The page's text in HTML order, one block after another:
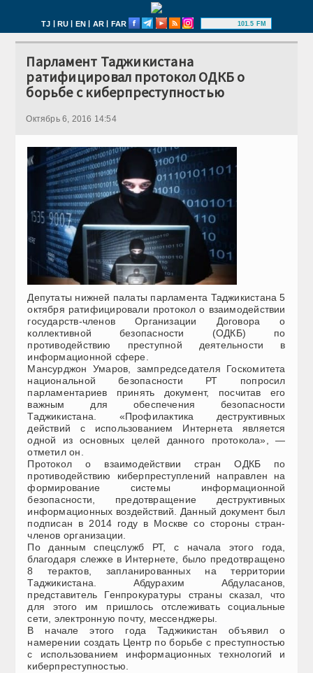
TJ | RU | EN | AR | FAR 101.5 FM
Парламент Таджикистана
ратифицировал протокол ОДКБ о
борьбе с киберпреступностью
Октябрь 6, 2016 14:54
Депутаты нижней палаты парламента Таджикистана 5
октября ратифицировали протокол о взаимодействии
государств-членов Организации Договора о
коллективной безопасности (ОДКБ) по
противодействию преступной деятельности в
информационной сфере.
Мансурджон Умаров, зампредседателя Госкомитета
национальной безопасности РТ попросил
парламентариев принять документ, посчитав его
важным для обеспечения безопасности
Таджикистана. «Профилактика деструктивных
действий с использованием Интернета является
одной из основных целей данного протокола», —
отметил он.
Протокол о взаимодействии стран ОДКБ по
противодействию киберпреступлений направлен на
формирование системы информационной
безопасности, предотвращение деструктивных
информационных воздействий. Данный документ был
подписан в 2014 году в Москве со стороны стран-
членов организации.
По данным спецслужб РТ, с начала этого года,
благодаря слежке в Интернете, было предотвращено
8 терактов, запланированных на территории
Таджикистана. Абдурахим Абдуласанов,
представитель Генпрокуратуры страны сказал, что
для этого им пришлось отслеживать социальные
сети, электронную почту, мессенджеры.
В начале этого года Таджикистан объявил о
намерении создать Центр по борьбе с преступностью
с использованием информационных технологий и
киберпреступностью.